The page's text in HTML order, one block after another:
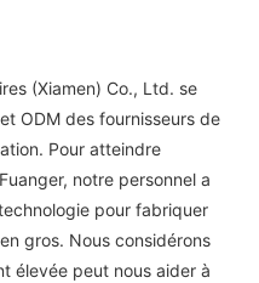
(Xiamen) Co., Ltd. se
ODM des fournisseurs de
Pour atteindre
notre personnel a
pour fabriquer
gros. Nous considérons
élevée peut nous aider à